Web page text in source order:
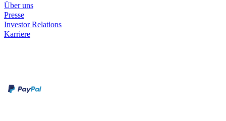
Über uns
Presse
Investor Relations
Karriere